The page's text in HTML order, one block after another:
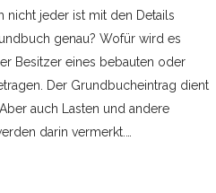
nicht jeder ist mit den Details
genau? Wofür wird es
Besitzer eines bebauten oder
Der Grundbucheintrag dient
auch Lasten und andere
darin vermerkt.…